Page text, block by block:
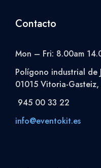
Contacto
Mon – Fri: 8.00am
Polígono industrial de
01015 Vitoria-Gasteiz,
945 00 33 22
info@eventokit.es